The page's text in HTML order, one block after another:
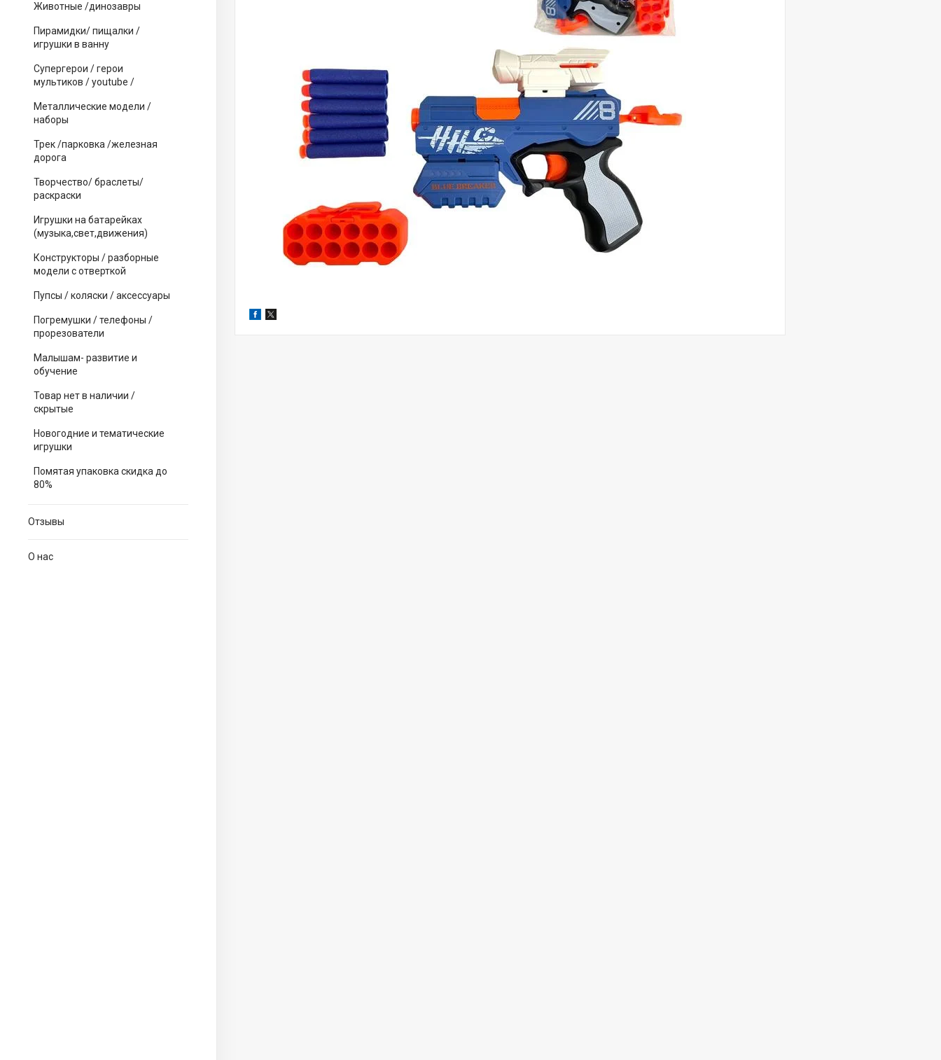
Животные /динозавры
Пирамидки/ пищалки /
игрушки в ванну
Супергерои / герои
мультиков / youtube /
Металлические модели /
наборы
Трек /парковка /железная
дорога
Творчество/ браслеты/
раскраски
Игрушки на батарейках
(музыка,свет,движения)
Конструкторы / разборные
модели с отверткой
Пупсы / коляски / аксессуары
Погремушки / телефоны /
прорезователи
Малышам- развитие и
обучение
Товар нет в наличии /
скрытые
Новогодние и тематические
игрушки
Помятая упаковка скидка до
80%
Отзывы
О нас